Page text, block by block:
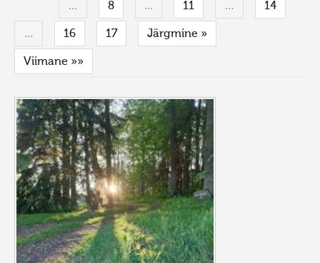
… 8 ... 11 … 14
… 16 17 Järgmine »
Viimane »»